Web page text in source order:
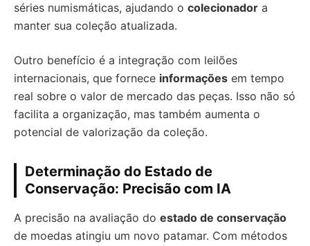
séries numismáticas, ajudando o colecionador a
manter sua coleção atualizada.
Outro benefício é a integração com leilões
internacionais, que fornece informações em tempo
real sobre o valor de mercado das peças. Isso não só
facilita a organização, mas também aumenta o
potencial de valorização da coleção.
Determinação do Estado de
Conservação: Precisão com IA
A precisão na avaliação do estado de conservação
de moedas atingiu um novo patamar. Com métodos